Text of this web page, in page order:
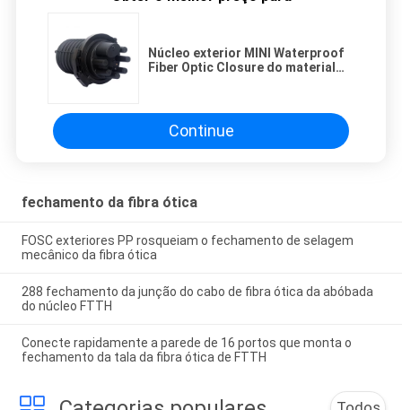
Núcleo exterior MINI Waterproof
Fiber Optic Closure do material
Continue
fechamento da fibra ótica
FOSC exteriores PP rosqueiam o fechamento de selagem
mecânico da fibra ótica
288 fechamento da junção do cabo de fibra ótica da abóbada
do núcleo FTTH
Conecte rapidamente a parede de 16 portos que monta o
fechamento da tala da fibra ótica de FTTH